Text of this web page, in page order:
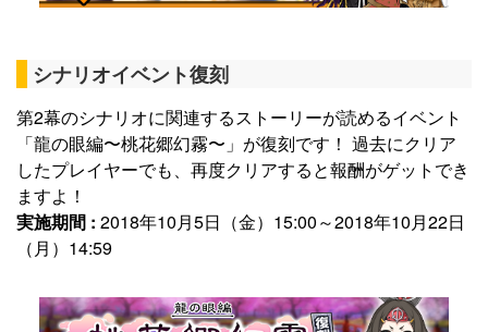
シナリオイベント復刻
第2幕のシナリオに関連するストーリーが読めるイベント
「龍の眼編〜桃花郷幻霧〜」が復刻です！ 過去にクリア
したプレイヤーでも、再度クリアすると報酬がゲットでき
ますよ！
実施期間 : 2018年10月5日（金）15:00～2018年10月22日
（月）14:59